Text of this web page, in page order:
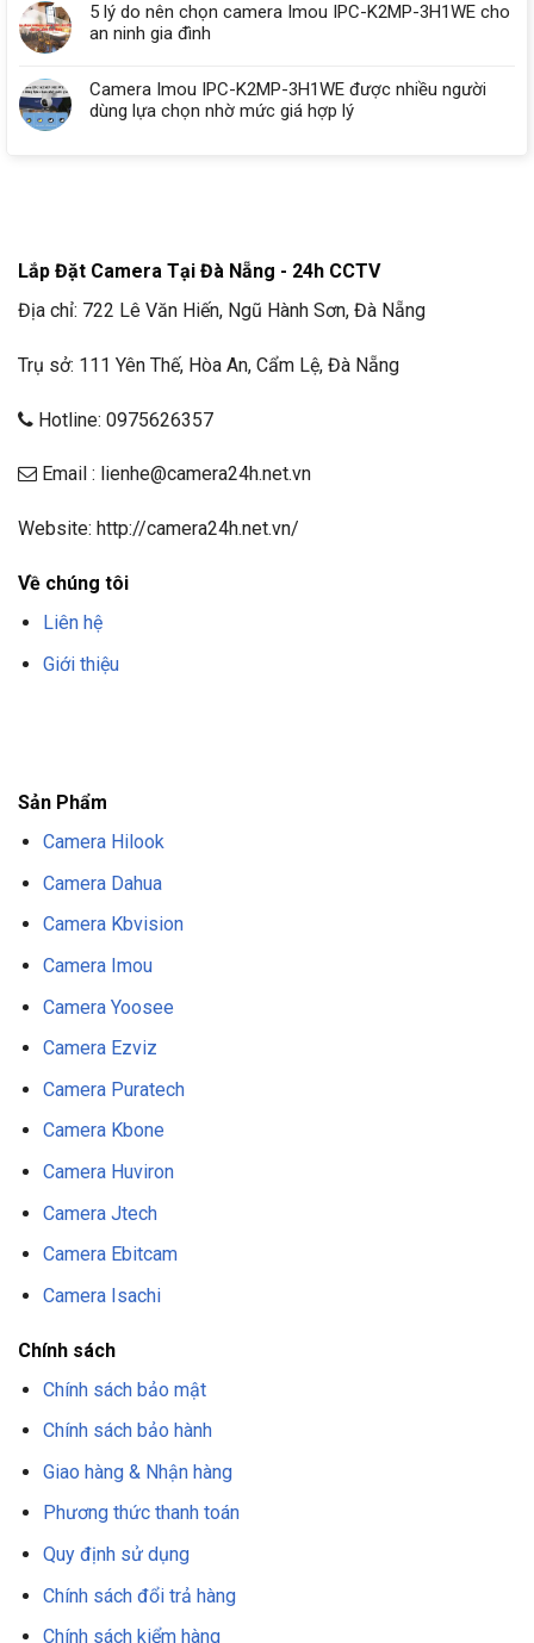
5 lý do nên chọn camera Imou IPC-K2MP-3H1WE cho
an ninh gia đình
Camera Imou IPC-K2MP-3H1WE được nhiều người
dùng lựa chọn nhờ mức giá hợp lý
Lắp Đặt Camera Tại Đà Nẵng - 24h CCTV
Địa chỉ: 722 Lê Văn Hiến, Ngũ Hành Sơn, Đà Nẵng
Trụ sở: 111 Yên Thế, Hòa An, Cẩm Lệ, Đà Nẵng
Hotline: 0975626357
Email : lienhe@camera24h.net.vn
Website: http://camera24h.net.vn/
Về chúng tôi
Liên hệ
Giới thiệu
Sản Phẩm
Camera Hilook
Camera Dahua
Camera Kbvision
Camera Imou
Camera Yoosee
Camera Ezviz
Camera Puratech
Camera Kbone
Camera Huviron
Camera Jtech
Camera Ebitcam
Camera Isachi
Chính sách
Chính sách bảo mật
Chính sách bảo hành
Giao hàng & Nhận hàng
Phương thức thanh toán
Quy định sử dụng
Chính sách đổi trả hàng
Chính sách kiểm hàng